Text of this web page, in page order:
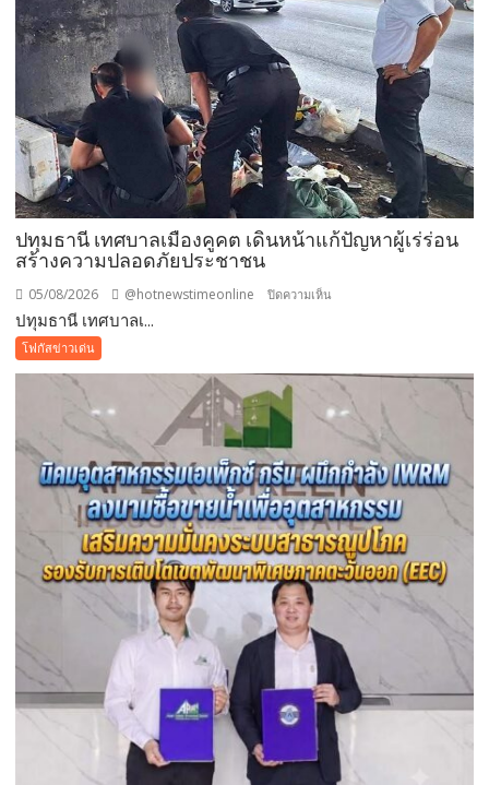
แม่
เข้า
ฟรี
สวน
นงนุช
พัทยา
มอบ
ของ
ขวัญ
วัน
ว่า
รัก
พา
แม่
เที่ยว
ปทุมธานี เทศบาลเมืองคูคต เดินหน้าแก้ปัญหาผู้เร่ร่อน
สร้างความปลอดภัยประชาชน
05/08/2026 @hotnewstimeonline ปิดความเห็น
คูคต
เดิน
แก้
ปัญหา
ผู้
เร่ร่อน
สร้าง
ความ
ปทุมธานี เทศบาลเ...
โฟกัสข่าวเด่น